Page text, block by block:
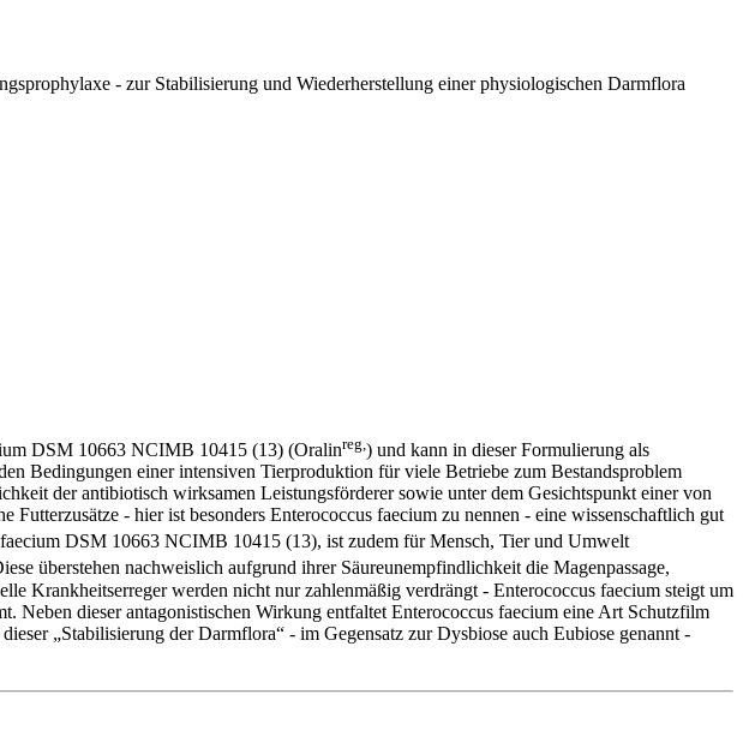
- zur Stabilisierung und Wiederherstellung einer physiologischen Darmflora
DSM 10663 NCIMB 10415 (13) (Oralinreg, ) und kann in dieser Formulierung als
Bedingungen einer intensiven Tierproduktion für viele Betriebe zum Bestandsproblem
der antibiotisch wirksamen Leistungsförderer sowie unter dem Gesichtspunkt einer von
- hier ist besonders Enterococcus faecium zu nennen - eine wissenschaftlich gut
DSM 10663 NCIMB 10415 (13), ist zudem für Mensch, Tier und Umwelt
überstehen nachweislich aufgrund ihrer Säureunempfindlichkeit die Magenpassage,
Krankheitserreger werden nicht nur zahlenmäßig verdrängt - Enterococcus faecium steigt um
dieser antagonistischen Wirkung entfaltet Enterococcus faecium eine Art Schutzfilm
„Stabilisierung der Darmflora“ - im Gegensatz zur Dysbiose auch Eubiose genannt -